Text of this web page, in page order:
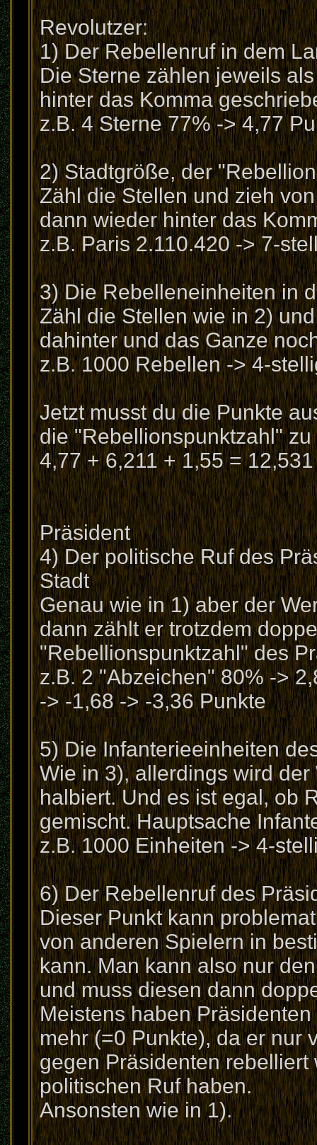
Revolutzer:
1) Der Rebellenruf in dem
Die Sterne zählen jeweils
hinter das Komma
z.B. 4 Sterne 77% -> 4,77
2) Stadtgröße, der
Zähl die Stellen und zieh
dann wieder hinter das
z.B. Paris 2.110.420 -> 7-
3) Die Rebelleneinheiten in
Zähl die Stellen wie in 2)
dahinter und das Ganze
z.B. 1000 Rebellen -> 4-
Jetzt musst du die Punkte
die "Rebellionspunktzahl"
4,77 + 6,211 + 1,55 =
Präsident
4) Der politische Ruf des
Stadt
Genau wie in 1) aber der
dann zählt er trotzdem
"Rebellionspunktzahl" des
z.B. 2 "Abzeichen" 80% ->
-> -1,68 -> -3,36 Punkte
5) Die Infanterieeinheiten
Wie in 3), allerdings wird
halbiert. Und es ist egal, ob
gemischt. Hauptsache
z.B. 1000 Einheiten -> 4-
6) Der Rebellenruf des
Dieser Punkt kann
von anderen Spielern in
kann. Man kann also nur
und muss diesen dann
Meistens haben
mehr (=0 Punkte), da er nur
gegen Präsidenten
politischen Ruf haben.
Ansonsten wie in 1).